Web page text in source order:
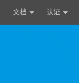
文档 认证